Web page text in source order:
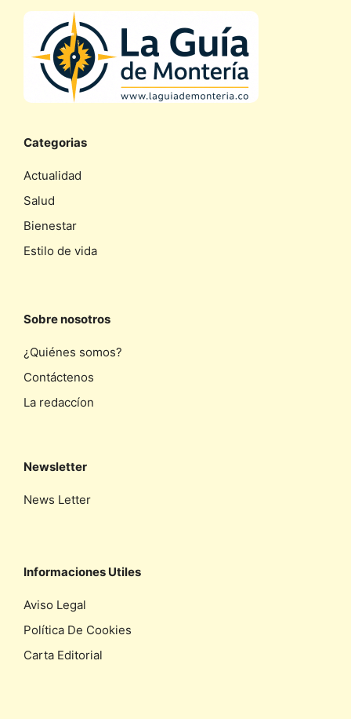
Categorias
Actualidad
Salud
Bienestar
Estilo de vida
Sobre nosotros
¿Quiénes somos?
Contáctenos
La redaccíon
Newsletter
News Letter
Informaciones Utiles
Aviso Legal
Política De Cookies
Carta Editorial